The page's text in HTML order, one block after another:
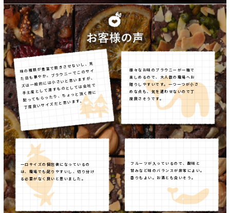
味の種類が豊富で飽きさせないし、見
た目も華やか。ブラウニーでこのサイ
ズは一般的には小さいと思いますが、
手土産として渡すものとしては会社で
配ってもらったり、ちょっと頂く際に
丁度良いサイズだと思います。
様々なお味のブラウニーが一箱で
楽しめるので、大人数の職場へお
贈りしやすいです。一つ一つが小さ
めな点も、気を遣わせないので丁
度良さそうです。
一口サイズの個包装になっているの
は、職場でも配りやすいし、切り分け
る必要がなく良いと思いました。
フルーツが入っているので、酸味と
甘みなど味のバランスが非常によい。
香りもよい。お酒とも合いそう。